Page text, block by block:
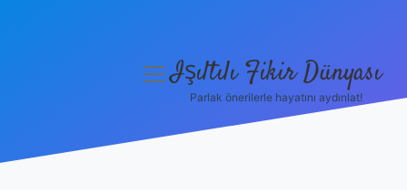
menüyüIşıltılı Fikir Dünyası
Parlak önerilerle hayatını aydınlat!